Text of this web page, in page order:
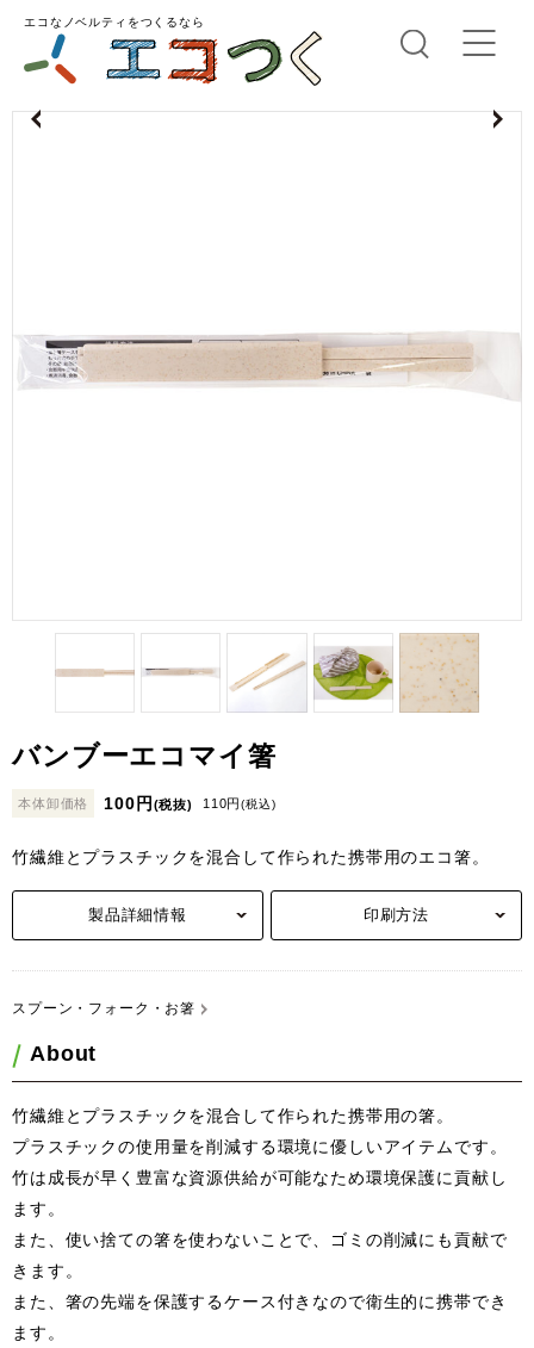
エコなノベルティをつくるなら
バンブーエコマイ箸
本体卸価格 100円 (税抜) 110円(税込)
竹繊維とプラスチックを混合して作られた携帯用のエコ箸。
製品詳細情報 印刷方法
スプーン・フォーク・お箸
About
竹繊維とプラスチックを混合して作られた携帯用の箸。
プラスチックの使用量を削減する環境に優しいアイテムです。
竹は成長が早く豊富な資源供給が可能なため環境保護に貢献し
ます。
また、使い捨ての箸を使わないことで、ゴミの削減にも貢献で
きます。
また、箸の先端を保護するケース付きなので衛生的に携帯でき
ます。